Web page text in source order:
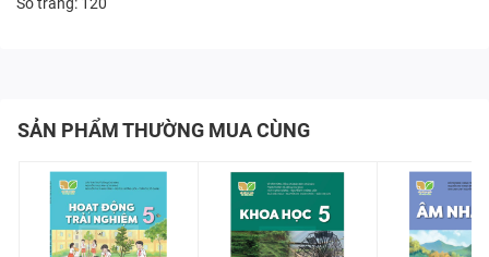
SẢN PHẨM THƯỜNG MUA CÙNG